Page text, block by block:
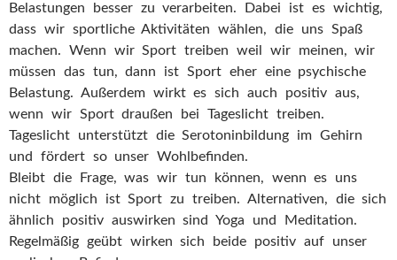
Belastungen besser zu verarbeiten. Dabei ist es wichtig,
dass wir sportliche Aktivitäten wählen, die uns Spaß
machen. Wenn wir Sport treiben weil wir meinen, wir
müssen das tun, dann ist Sport eher eine psychische
Belastung. Außerdem wirkt es sich auch positiv aus,
wenn wir Sport draußen bei Tageslicht treiben.
Tageslicht unterstützt die Serotoninbildung im Gehirn
und fördert so unser Wohlbefinden.
Bleibt die Frage, was wir tun können, wenn es uns
nicht möglich ist Sport zu treiben. Alternativen, die sich
ähnlich positiv auswirken sind Yoga und Meditation.
Regelmäßig geübt wirken sich beide positiv auf unser